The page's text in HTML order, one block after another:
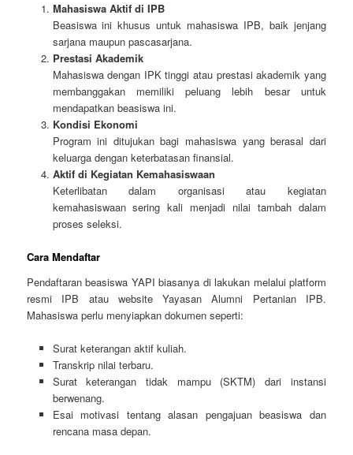
Mahasiswa Aktif di IPB
Beasiswa ini khusus untuk mahasiswa IPB, baik jenjang
sarjana maupun pascasarjana.
Prestasi Akademik
Mahasiswa dengan IPK tinggi atau prestasi akademik yang
membanggakan memiliki peluang lebih besar untuk
mendapatkan beasiswa ini.
Kondisi Ekonomi
Program ini ditujukan bagi mahasiswa yang berasal dari
keluarga dengan keterbatasan finansial.
Aktif di Kegiatan Kemahasiswaan
Keterlibatan dalam organisasi atau kegiatan
kemahasiswaan sering kali menjadi nilai tambah dalam
proses seleksi.
Cara Mendaftar
Pendaftaran beasiswa YAPI biasanya di lakukan melalui platform
resmi IPB atau website Yayasan Alumni Pertanian IPB.
Mahasiswa perlu menyiapkan dokumen seperti:
Surat keterangan aktif kuliah.
Transkrip nilai terbaru.
Surat keterangan tidak mampu (SKTM) dari instansi
berwenang.
Esai motivasi tentang alasan pengajuan beasiswa dan
rencana masa depan.